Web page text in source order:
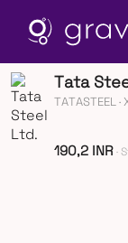
Tata
TATASTEEL·
190,2 INR·